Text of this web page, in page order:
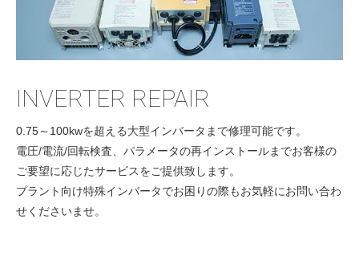
INVERTER REPAIR
0.75～100kwを超える大型インバータまで修理可能です。
電圧/電流/回転検査、パラメータの再インストールまでお客様の
ご要望に応じたサービスをご提供致します。
プラント向け特殊インバータでお困りの際もお気軽にお問い合わ
せくださいませ。